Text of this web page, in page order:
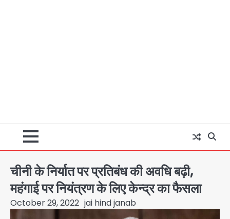
चीनी के निर्यात पर प्रतिबंध की अवधि बढ़ी,
महंगाई पर नियंत्रण के लिए केन्द्र का फैसला
October 29, 2022 jai hind janab